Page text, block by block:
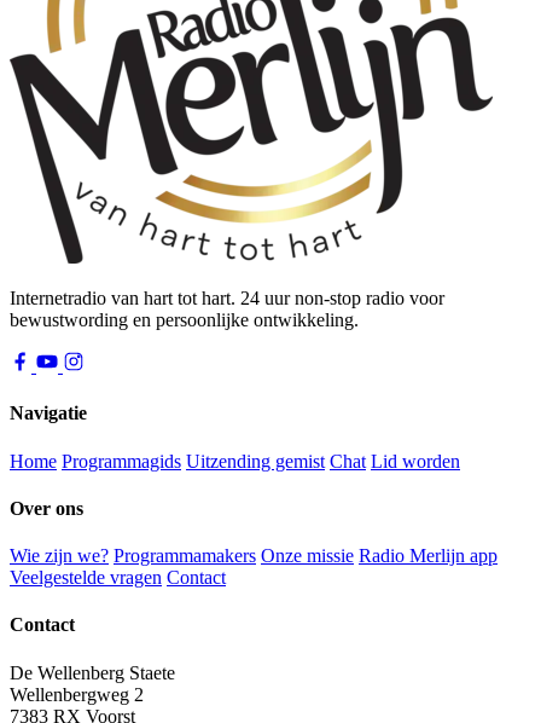
Internetradio van hart tot hart. 24 uur non-stop radio voor
bewustwording en persoonlijke ontwikkeling.
Navigatie
Home Programmagids Uitzending gemist Chat Lid worden
Over ons
Wie zijn we? Programmamakers Onze missie Radio Merlijn app
Veelgestelde vragen Contact
Contact
De Wellenberg Staete
Wellenbergweg 2
7383 RX Voorst